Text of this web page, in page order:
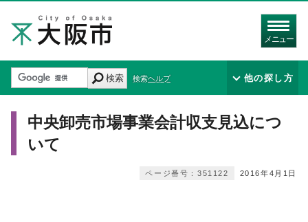
メニュー
検索 検索ヘルプ 他の探し方
中央卸売市場事業会計収支見込につ
いて
2016年4月1日
ページ番号：351122